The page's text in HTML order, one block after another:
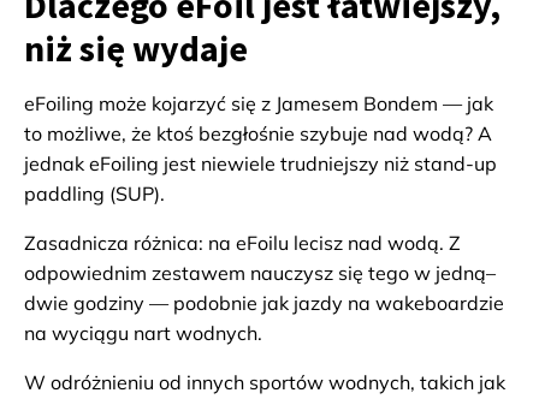
niż się wydaje
eFoiling może kojarzyć się z Jamesem Bondem — jak
to możliwe, że ktoś bezgłośnie szybuje nad wodą? A
jednak eFoiling jest niewiele trudniejszy niż stand-up
paddling (SUP).
Zasadnicza różnica: na eFoilu lecisz nad wodą. Z
odpowiednim zestawem nauczysz się tego w jedną–
dwie godziny — podobnie jak jazdy na wakeboardzie
na wyciągu nart wodnych.
W odróżnieniu od innych sportów wodnych, takich jak